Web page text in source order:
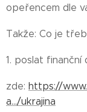
opeřencem dle
Takže: Co je
1. poslat finanční
zde: https://
a.../ukrajina